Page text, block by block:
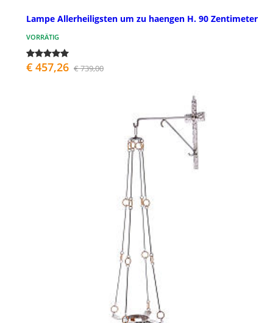
Lampe Allerheiligsten um zu haengen H. 90 Zentimeter
VORRÄTIG
€ 457,26 € 739,00